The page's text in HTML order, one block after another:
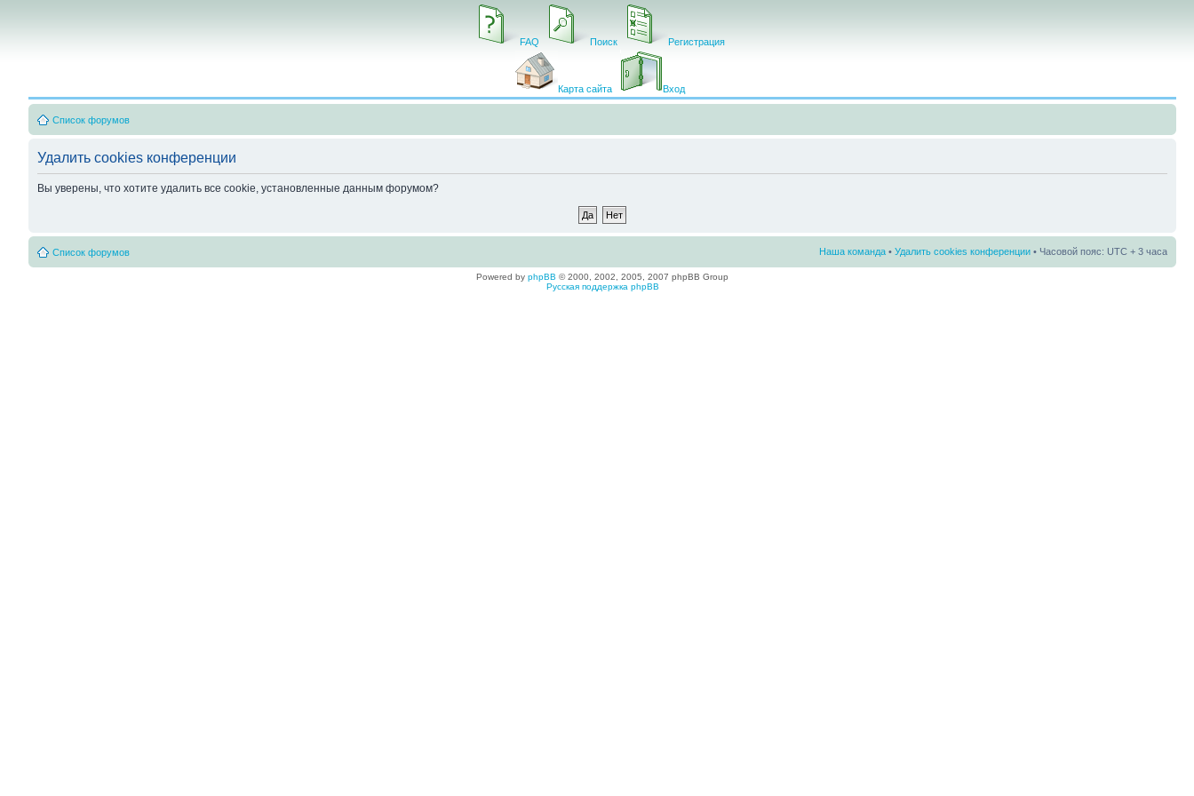
FAQ Поиск Регистрация
Карта сайта Вход
Список форумов
Удалить cookies конференции
Вы уверены, что хотите удалить все cookie, установленные данным форумом?
Список форумов Наша команда • Удалить cookies конференции • Часовой пояс: UTC + 3 часа
Powered by phpBB © 2000, 2002, 2005, 2007 phpBB Group
Русская поддержка phpBB